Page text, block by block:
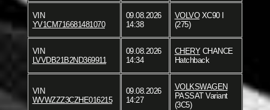
VIN
YV1CM716681481070
09.08.2026
14:38
VOLVOXC90 I
(275)
VIN
LVVDB21B2ND369911
09.08.2026
14:34
CHERYCHANCE
Hatchback
VIN
WVWZZZ3CZHE016215
09.08.2026
14:27
VOLKSWAGEN
PASSAT Variant
(3C5)